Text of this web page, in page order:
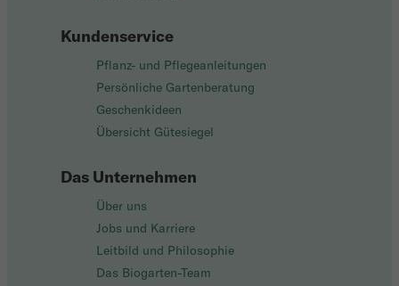
Kundenservice
Pflanz- und Pflegeanleitungen
Persönliche Gartenberatung
Geschenkideen
Übersicht Gütesiegel
Das Unternehmen
Über uns
Jobs und Karriere
Leitbild und Philosophie
Das Biogarten-Team